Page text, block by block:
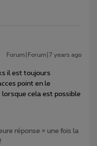
Forum|Forum|7 years ago
il est toujours
point en le
cela est possible
réponse » une fois la